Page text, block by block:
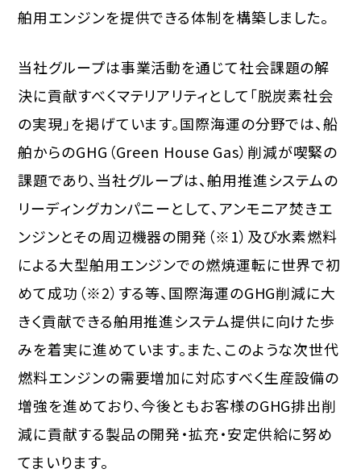
舶用エンジンを提供できる体制を構築しました。
当社グループは事業活動を通じて社会課題の解
決に貢献すべくマテリアリティとして「脱炭素社会
の実現」を掲げています。国際海運の分野では、船
舶からのGHG（Green House Gas）削減が喫緊の
課題であり、当社グループは、舶用推進システムの
リーディングカンパニーとして、アンモニア焚きエ
ンジンとその周辺機器の開発（※1）及び水素燃料
による大型舶用エンジンでの燃焼運転に世界で初
めて成功（※2）する等、国際海運のGHG削減に大
きく貢献できる舶用推進システム提供に向けた歩
みを着実に進めています。また、このような次世代
燃料エンジンの需要増加に対応すべく生産設備の
増強を進めており、今後ともお客様のGHG排出削
減に貢献する製品の開発・拡充・安定供給に努め
てまいります。